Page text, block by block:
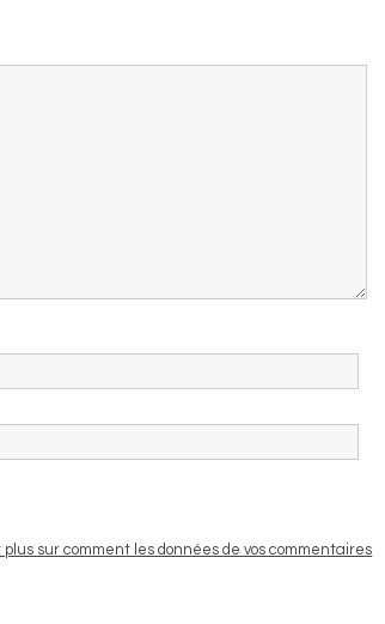
plus sur comment les données de vos commentaires